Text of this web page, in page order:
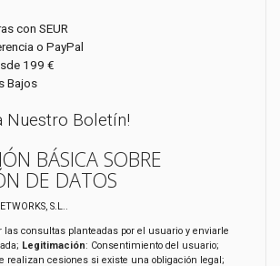
con SEUR
o PayPal
199 €
Bajos
Nuestro Boletín!
BÁSICA SOBRE
DE DATOS
S.L..
las consultas planteadas por el usuario y enviarle
Legitimación: Consentimiento del usuario;
realizan cesiones si existe una obligación legal;